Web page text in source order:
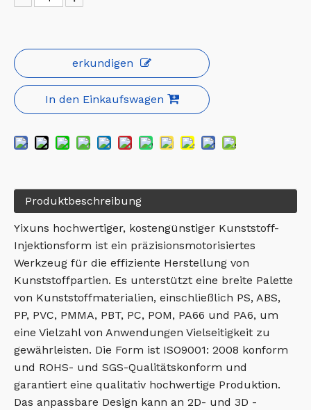
erkundigen
In den Einkaufswagen
Produktbeschreibung
Yixuns hochwertiger, kostengünstiger Kunststoff-
Injektionsform ist ein präzisionsmotorisiertes
Werkzeug für die effiziente Herstellung von
Kunststoffpartien. Es unterstützt eine breite Palette
von Kunststoffmaterialien, einschließlich PS, ABS,
PP, PVC, PMMA, PBT, PC, POM, PA66 und PA6, um
eine Vielzahl von Anwendungen Vielseitigkeit zu
gewährleisten. Die Form ist ISO9001: 2008 konform
und ROHS- und SGS-Qualitätskonform und
garantiert eine qualitativ hochwertige Produktion.
Das anpassbare Design kann an 2D- und 3D -